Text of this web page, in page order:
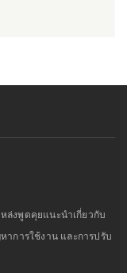
ล่งพูดคุยแนะนำเกี่ยวกับ
าการใช้งาน และการปรับ